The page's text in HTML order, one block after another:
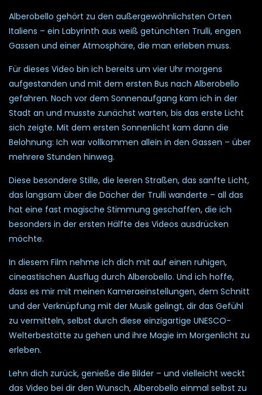
Alberobello gehört zu den außergewöhnlichsten Orten
Italiens – ein Labyrinth aus weiß getünchten Trulli, engen
Gassen und einer Atmosphäre, die man erleben muss.
Für dieses Video bin ich bereits um vier Uhr morgens
aufgestanden und mit dem ersten Bus nach Alberobello
gefahren. Noch vor dem Sonnenaufgang kam ich in der
Stadt an und musste zunächst warten, bis das erste Licht
sich zeigte. Mit dem ersten Sonnenlicht kam dann die
Belohnung: Ich war vollkommen allein in den Gassen – über
mehrere Stunden hinweg.
Diese besondere Stille, die leeren Straßen, das sanfte Licht,
das langsam über die Dächer der Trulli wanderte – all das
hat eine fast magische Stimmung geschaffen, die ich
besonders in der ersten Hälfte des Videos ausdrücken
möchte.
In diesem Film nehme ich dich mit auf einen ruhigen,
cineastischen Ausflug durch Alberobello. Und ich hoffe,
dass es mir mit meinen Kameraeinstellungen, dem Schnitt
und der Verknüpfung mit der Musik gelingt, dir das Gefühl
zu vermitteln, selbst durch diese einzigartige UNESCO-
Welterbestätte zu gehen und ihre Magie im Morgenlicht zu
erleben.
Lehn dich zurück, genieße die Bilder – und vielleicht weckt
das Video bei dir den Wunsch, Alberobello einmal selbst zu